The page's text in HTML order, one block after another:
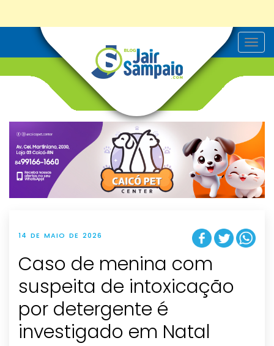
T
o
v
g
t
i
o
n
14 DE MAIO DE 2026
Caso de menina com
suspeita de intoxicação
por detergente é
investigado em Natal